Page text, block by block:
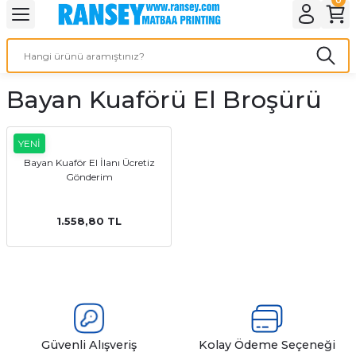
Geri Dön
Geri Dön
Geri Dön
Geri Dön
Ürünleri
Geri Dön
Geri Dön
Geri Dön
Bayan Kuaförü El Broşürü
YENİ
Bayan Kuaför El İlanı Ücretiz
Gönderim
1.558,80 TL
Güvenli Alışveriş Kolay Ödeme Seçeneği